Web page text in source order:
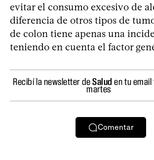
evitar el consumo excesivo de
diferencia de otros tipos de
de colon tiene apenas una
teniendo en cuenta el factor
Recibí la newsletter deSalud en tu email
martes
Comentar